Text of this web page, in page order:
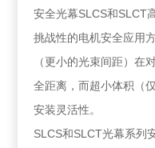
安全光幕SLCS和SLCT
挑战性的电机安全应用
（更小的光束间距）在
全距离，而超小体积（
安装灵活性。
SLCS和SLCT光幕系列